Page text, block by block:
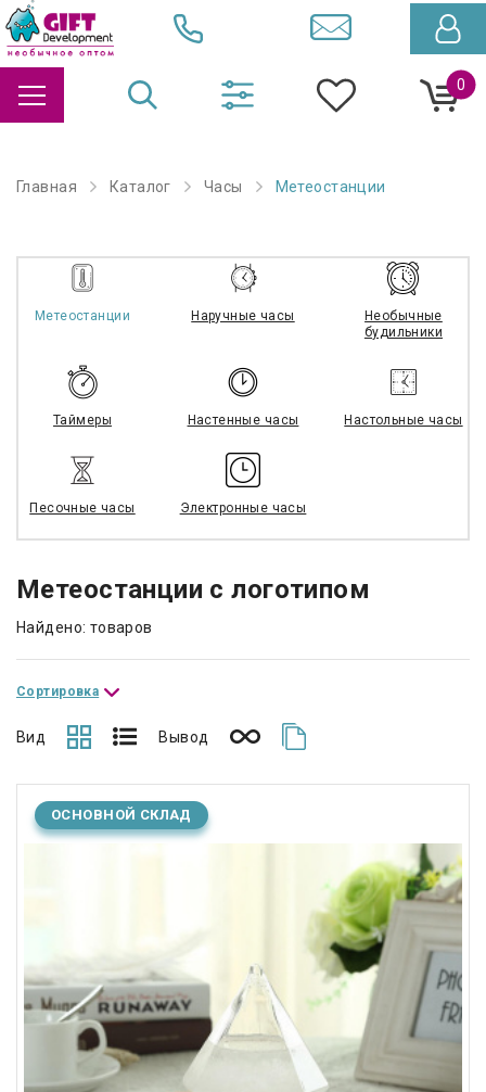
0
Главная Каталог Часы Метеостанции
Метеостанции Наручные часы
Необычные
будильники
Таймеры Настенные часы Настольные часы
Песочные часы Электронные часы
Метеостанции с логотипом
Найдено: товаров
Сортировка
Вид Вывод
ОСНОВНОЙ СКЛАД